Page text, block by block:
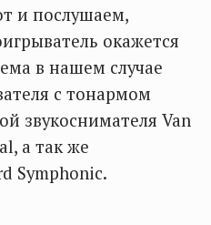
и послушаем,
окажется
в нашем случае
с тонармом
звукоснимателя Van
а так же
Symphonic.